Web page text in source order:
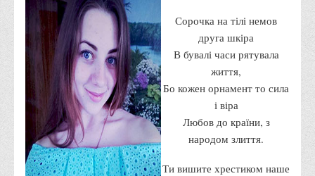
розвитку
Грантових проєктів
Грантові проєкти ВТЕІ ДТЕУ
Підтримки технологій та інновацій (TISC)
Психологічного сприяння
Бібліотека
Музей грошей
Студенту
Сорочка на тілі немов
друга шкіра
В бувалі часи рятувала
життя,
Бо кожен орнамент то сила
і віра
Любов до країни, з
народом злиття.
Ти вишите хрестиком наше